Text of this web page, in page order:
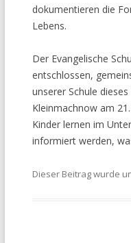
dokumentieren die
Lebens.
Der Evangelische
entschlossen,
unserer Schule
Kleinmachnow am
Kinder lernen im
informiert werden,
Dieser Beitrag wurde